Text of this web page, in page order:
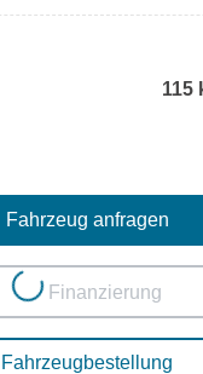
115
Fahrzeug anfragen
Loading...
Finanzierung
Fahrzeugbestellung